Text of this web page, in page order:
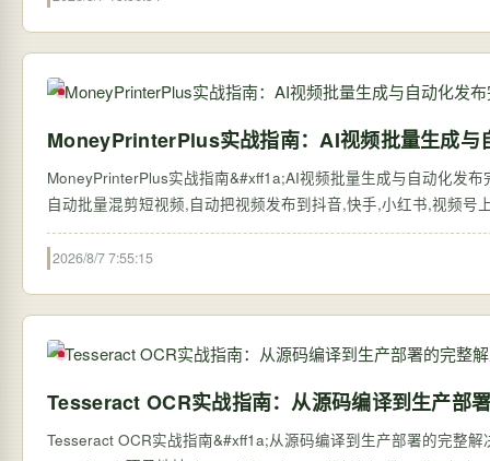
MoneyPrinterPlus实战指南：AI视频批量生成与
MoneyPrinterPlus实战指南&#xff1a;AI视频批量生成与自动化发
自动批量混剪短视频,自动把视频发布到抖音,快手,小红书,视频
2026/8/7 7:55:15
Tesseract OCR实战指南：从源码编译到生产部
Tesseract OCR实战指南&#xff1a;从源码编译到生产部署的完整